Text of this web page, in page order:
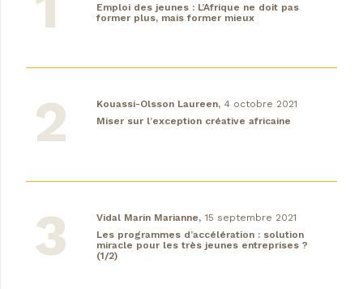
Emploi des jeunes : L’Afrique ne doit pas
former plus, mais former mieux
Kouassi-Olsson Laureen, 4 octobre 2021
Miser sur l’exception créative africaine
Vidal Marin Marianne, 15 septembre 2021
Les programmes d’accélération : solution
miracle pour les très jeunes entreprises ?
(1/2)